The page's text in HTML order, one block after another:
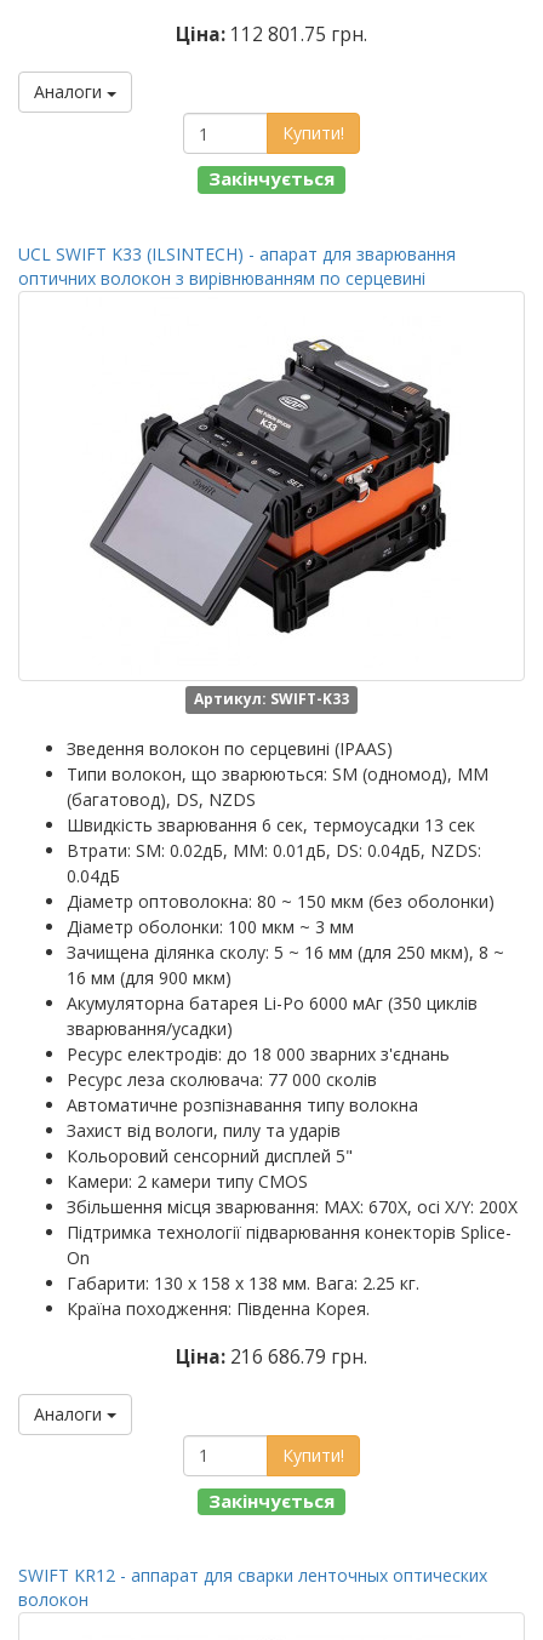
Ціна: 112 801.75 грн.
Аналоги
Купити!
Закінчується
UCL SWIFT K33 (ILSINTECH) - апарат для зварювання
оптичних волокон з вирівнюванням по серцевині
Артикул: SWIFT-K33
Зведення волокон по серцевині (IPAAS)
Типи волокон, що зварюються: SM (одномод), MM
(багатовод), DS, NZDS
Швидкість зварювання 6 сек, термоусадки 13 сек
Втрати: SM: 0.02дБ, MM: 0.01дБ, DS: 0.04дБ, NZDS:
0.04дБ
Діаметр оптоволокна: 80 ~ 150 мкм (без оболонки)
Діаметр оболонки: 100 мкм ~ 3 мм
Зачищена ділянка сколу: 5 ~ 16 мм (для 250 мкм), 8 ~
16 мм (для 900 мкм)
Акумуляторна батарея Li-Po 6000 мАг (350 циклів
зварювання/усадки)
Ресурс електродів: до 18 000 зварних з'єднань
Ресурс леза сколювача: 77 000 сколів
Автоматичне розпізнавання типу волокна
Захист від вологи, пилу та ударів
Кольоровий сенсорний дисплей 5"
Камери: 2 камери типу CMOS
Збільшення місця зварювання: MAX: 670X, осі X/Y: 200X
Підтримка технології підварювання конекторів Splice-
On
Габарити: 130 х 158 х 138 мм. Вага: 2.25 кг.
Країна походження: Південна Корея.
Ціна: 216 686.79 грн.
Аналоги
Купити!
Закінчується
SWIFT KR12 - аппарат для сварки ленточных оптических
волокон